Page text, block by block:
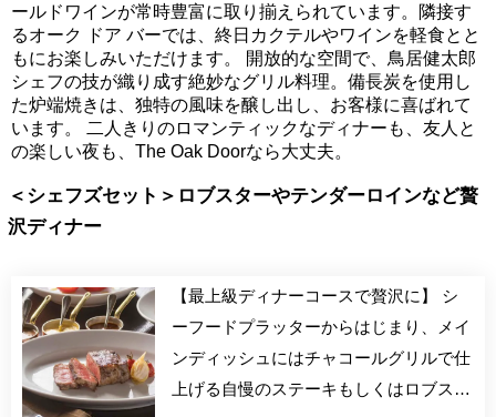
ールドワインが常時豊富に取り揃えられています。隣接す
るオーク ドア バーでは、終日カクテルやワインを軽食とと
もにお楽しみいただけます。 開放的な空間で、鳥居健太郎
シェフの技が織り成す絶妙なグリル料理。備長炭を使用し
た炉端焼きは、独特の風味を醸し出し、お客様に喜ばれて
います。 二人きりのロマンティックなディナーも、友人と
の楽しい夜も、The Oak Doorなら大丈夫。
＜シェフズセット＞ロブスターやテンダーロインなど贅
沢ディナー
【最上級ディナーコースで贅沢に】 シ
ーフードプラッターからはじまり、メイ
ンディッシュにはチャコールグリルで仕
上げる自慢のステーキもしくはロブスタ